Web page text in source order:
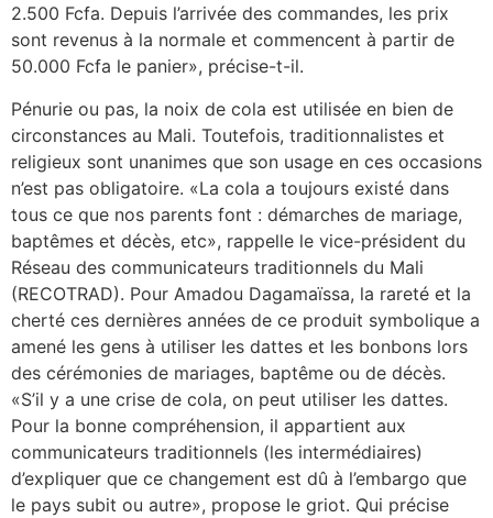
2.500 Fcfa. Depuis l’arrivée des commandes, les prix
sont revenus à la normale et commencent à partir de
50.000 Fcfa le panier», précise-t-il.
Pénurie ou pas, la noix de cola est utilisée en bien de
circonstances au Mali. Toutefois, traditionnalistes et
religieux sont unanimes que son usage en ces occasions
n’est pas obligatoire. «La cola a toujours existé dans
tous ce que nos parents font : démarches de mariage,
baptêmes et décès, etc», rappelle le vice-président du
Réseau des communicateurs traditionnels du Mali
(RECOTRAD). Pour Amadou Dagamaïssa, la rareté et la
cherté ces dernières années de ce produit symbolique a
amené les gens à utiliser les dattes et les bonbons lors
des cérémonies de mariages, baptême ou de décès.
«S’il y a une crise de cola, on peut utiliser les dattes.
Pour la bonne compréhension, il appartient aux
communicateurs traditionnels (les intermédiaires)
d’expliquer que ce changement est dû à l’embargo que
le pays subit ou autre», propose le griot. Qui précise